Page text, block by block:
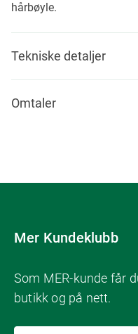
hårbøyle.
Tekniske detaljer
Omtaler
Mer Kundeklubb
Som MER-kunde får
butikk og på nett.